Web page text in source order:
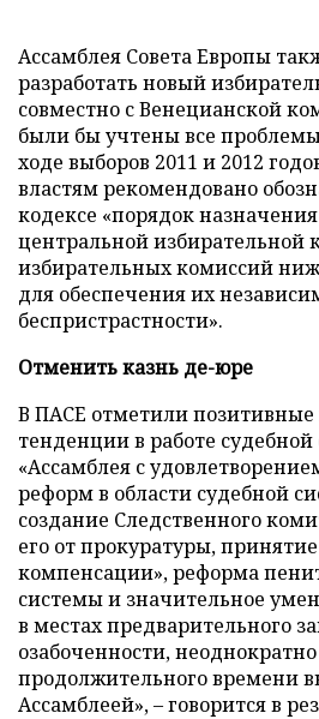
Ассамблея Совета Европы
разработать новый
совместно с Венецианской
были бы учтены все
ходе выборов 2011 и 2012
властям рекомендовано
кодексе «порядок
центральной избирательной
избирательных комиссий
для обеспечения их
беспристрастности».
Отменить казнь де-юре
В ПАСЕ отметили позитивные
тенденции в работе
«Ассамблея с
реформ в области судебной
создание Следственного
его от прокуратуры,
компенсации», реформа
системы и значительное
в местах предварительного
озабоченности,
продолжительного времени
Ассамблеей»,–говорится в